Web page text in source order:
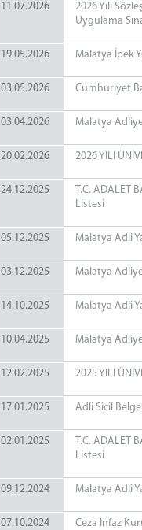
11.07.2026
2026 Yılı
Uygulama
19.05.2026 Malatya İpek
03.05.2026 Cumhuriyet
03.04.2026 Malatya
20.02.2026 2026 YILI
24.12.2025
T.C. ADALET
Listesi
05.12.2025 Malatya Adli
03.12.2025 Malatya
14.10.2025 Malatya Adli
10.04.2025 Malatya
12.02.2025 2025 YILI
17.01.2025 Adli Sicil
02.01.2025
T.C. ADALET
Listesi
09.12.2024 Malatya Adli
07.10.2024 Ceza İnfaz